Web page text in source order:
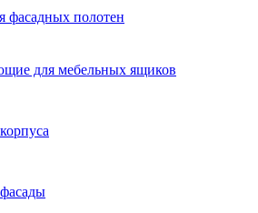
фасадных полотен
для мебельных ящиков